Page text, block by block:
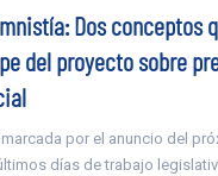
Dos conceptos
del proyecto sobre
marcada por el anuncio del
días de trabajo